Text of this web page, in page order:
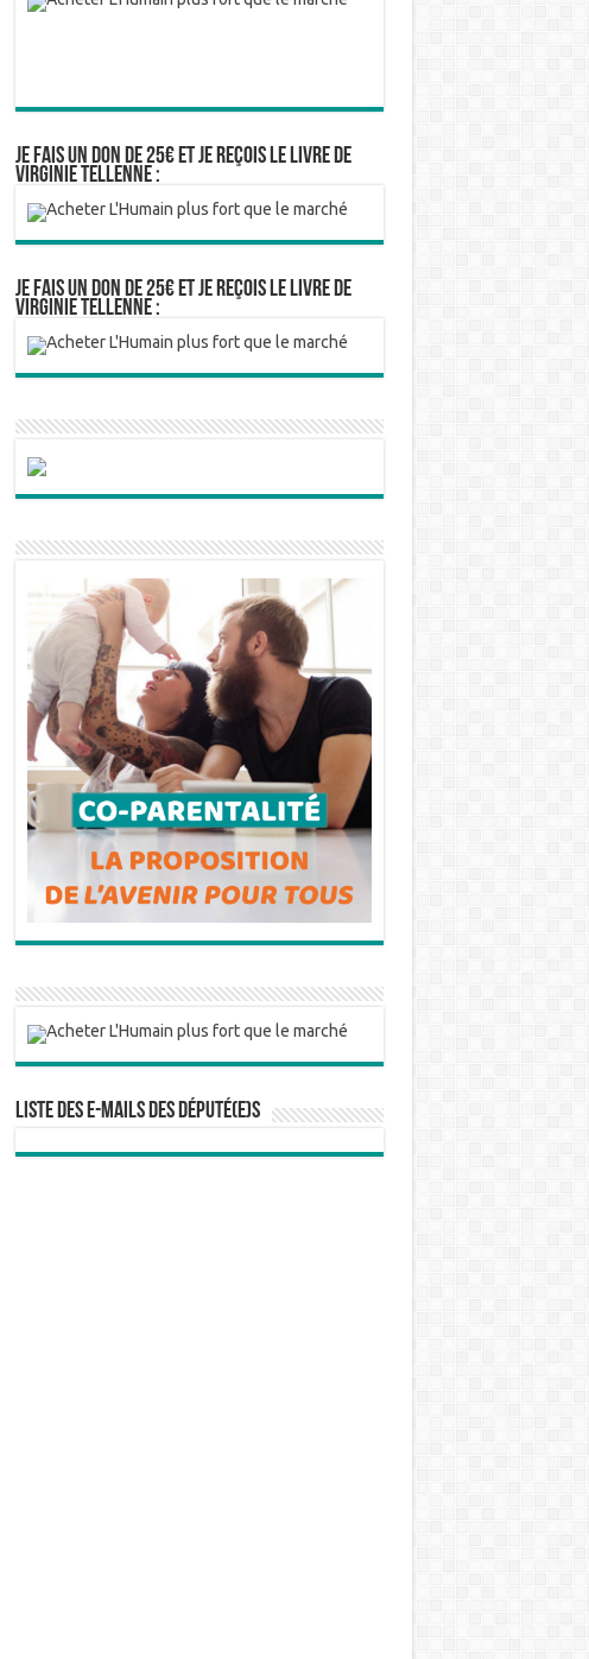
Je fais un don de 25€ et je reçois le livre de
Virginie Tellenne :
Je fais un don de 25€ et je reçois le livre de
Virginie Tellenne :
Liste des e-mails des député(e)s